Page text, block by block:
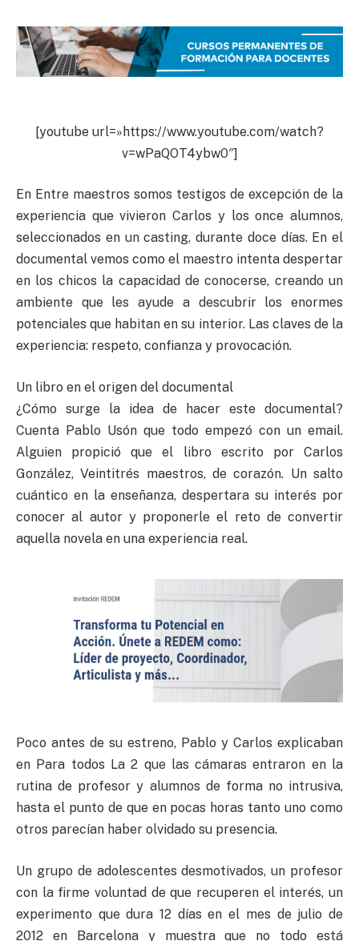
[youtube url=»https://www.youtube.com/watch?
v=wPaQOT4ybw0″]
En Entre maestros somos testigos de excepción de la
experiencia que vivieron Carlos y los once alumnos,
seleccionados en un casting, durante doce días. En el
documental vemos como el maestro intenta despertar
en los chicos la capacidad de conocerse, creando un
ambiente que les ayude a descubrir los enormes
potenciales que habitan en su interior. Las claves de la
experiencia: respeto, confianza y provocación.
Un libro en el origen del documental
¿Cómo surge la idea de hacer este documental?
Cuenta Pablo Usón que todo empezó con un email.
Alguien propició que el libro escrito por Carlos
González, Veintitrés maestros, de corazón. Un salto
cuántico en la enseñanza, despertara su interés por
conocer al autor y proponerle el reto de convertir
aquella novela en una experiencia real.
Poco antes de su estreno, Pablo y Carlos explicaban
en Para todos La 2 que las cámaras entraron en la
rutina de profesor y alumnos de forma no intrusiva,
hasta el punto de que en pocas horas tanto uno como
otros parecían haber olvidado su presencia.
Un grupo de adolescentes desmotivados, un profesor
con la firme voluntad de que recuperen el interés, un
experimento que dura 12 días en el mes de julio de
2012 en Barcelona y muestra que no todo está